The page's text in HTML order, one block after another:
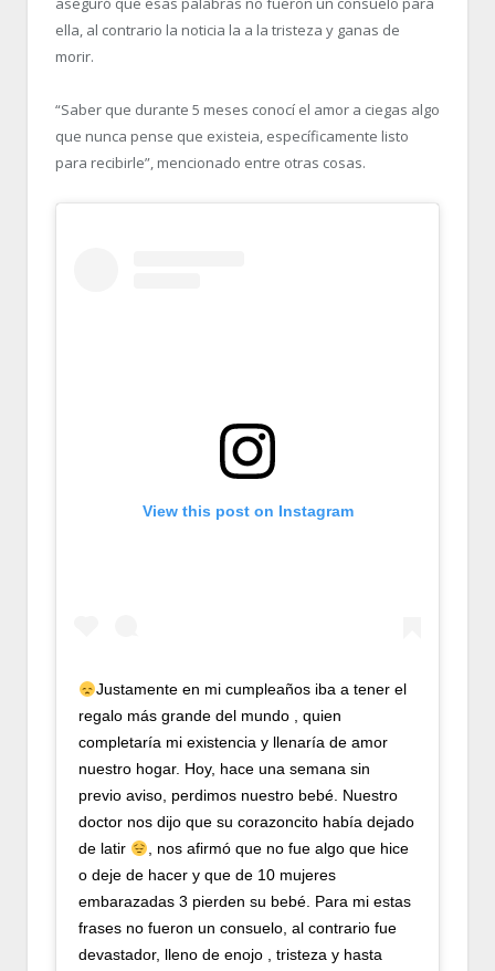
ella, al contrario la noticia la a la tristeza y ganas de
morir.
“Saber que durante 5 meses conocí el amor a ciegas algo
que nunca pense que existeia, específicamente listo
para recibirle”, mencionado entre otras cosas.
View this post on Instagram
Justamente en mi cumpleaños iba a tener el
regalo más grande del mundo , quien
completaría mi existencia y llenaría de amor
nuestro hogar. Hoy, hace una semana sin
previo aviso, perdimos nuestro bebé. Nuestro
doctor nos dijo que su corazoncito había dejado
de latir
, nos afirmó que no fue algo que hice
o deje de hacer y que de 10 mujeres
embarazadas 3 pierden su bebé. Para mi estas
frases no fueron un consuelo, al contrario fue
devastador, lleno de enojo , tristeza y hasta